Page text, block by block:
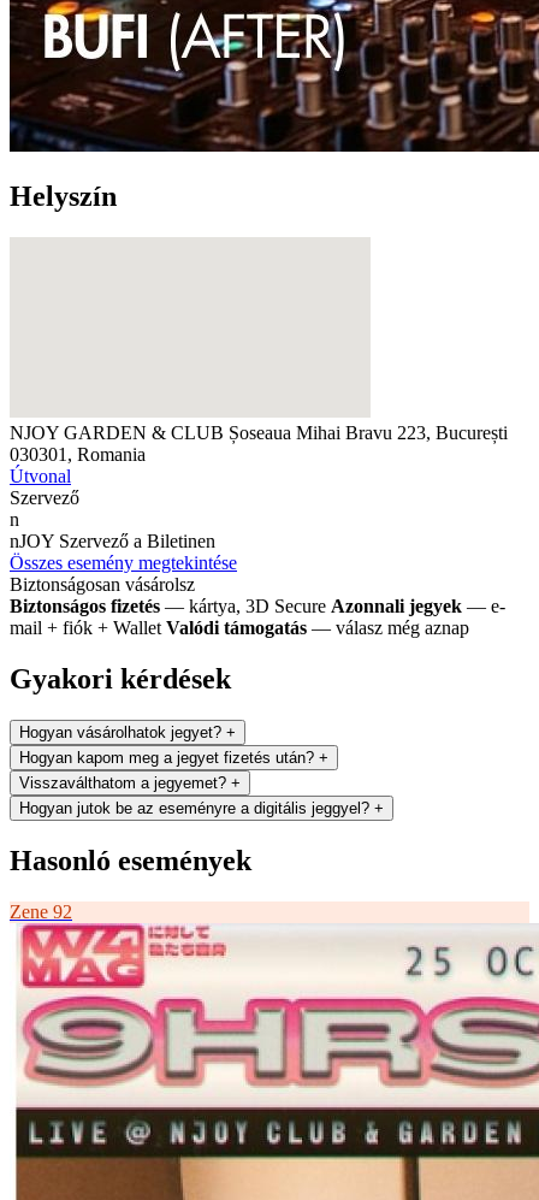
Helyszín
NJOY GARDEN & CLUB Șoseaua Mihai Bravu 223, București
030301, Romania
Útvonal
Szervező
n
nJOY Szervező a Biletinen
Összes esemény megtekintése
Biztonságosan vásárolsz
Biztonságos fizetés — kártya, 3D Secure Azonnali jegyek — e-
mail + fiók + Wallet Valódi támogatás — válasz még aznap
Gyakori kérdések
Hogyan vásárolhatok jegyet? +
Hogyan kapom meg a jegyet fizetés után? +
Visszaválthatom a jegyemet? +
Hogyan jutok be az eseményre a digitális jeggyel? +
Hasonló események
Zene 92